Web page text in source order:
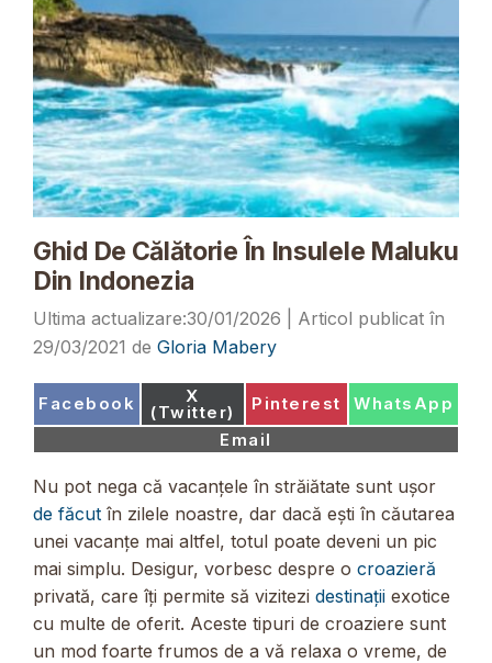
Ghid De Călătorie În Insulele Maluku
Din Indonezia
30/01/2026
29/03/2021 de Gloria Mabery
Share
Facebook Share
on
X
(Twitter) Share
Pinterest Share
WhatsApp
Share
on
Email
Nu pot nega că vacanțele în străiătate sunt ușor
de făcut în zilele noastre, dar dacă ești în căutarea
unei vacanțe mai altfel, totul poate deveni un pic
mai simplu. Desigur, vorbesc despre o croazieră
privată, care îți permite să vizitezi destinații exotice
cu multe de oferit. Aceste tipuri de croaziere sunt
un mod foarte frumos de a vă relaxa o vreme, de